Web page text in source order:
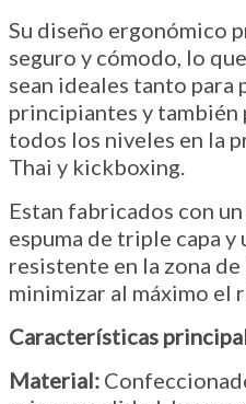
Su diseño ergonómico
seguro y cómodo, lo
sean ideales tanto para
principiantes y también
todos los niveles en la
Thai y kickboxing.
Estan fabricados con
espuma de triple capa y
resistente en la zona de
minimizar al máximo el
Características
Material: